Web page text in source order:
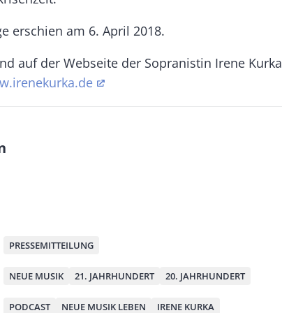
erschien am 6. April 2018.
auf der Webseite der Sopranistin Irene Kurka
PRESSEMITTEILUNG
NEUE MUSIK 21. JAHRHUNDERT 20. JAHRHUNDERT
PODCAST NEUE MUSIK LEBEN IRENE KURKA